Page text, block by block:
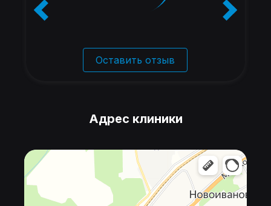
Оставить отзыв
Адрес клиники